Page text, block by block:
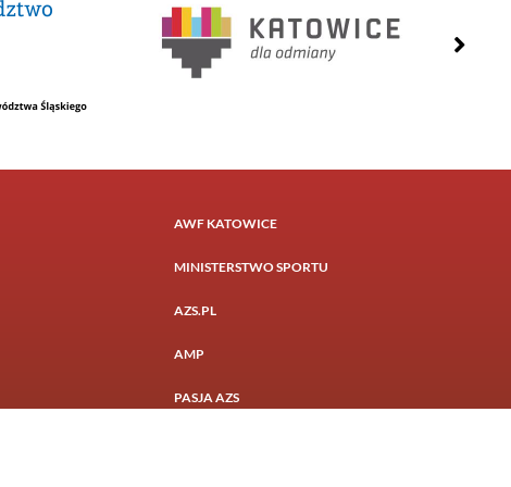
AWF KATOWICE
MINISTERSTWO SPORTU
AZS.PL
AMP
PASJA AZS